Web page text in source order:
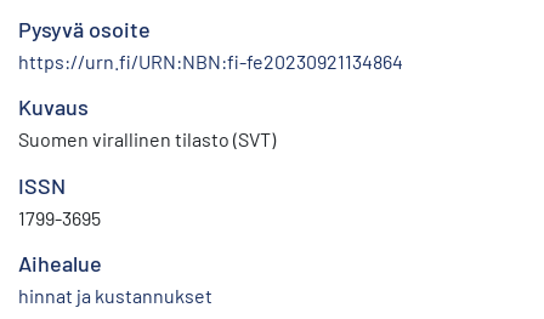
Pysyvä osoite
https://urn.fi/URN:NBN:fi-fe20230921134864
Kuvaus
Suomen virallinen tilasto (SVT)
ISSN
1799-3695
Aihealue
hinnat ja kustannukset